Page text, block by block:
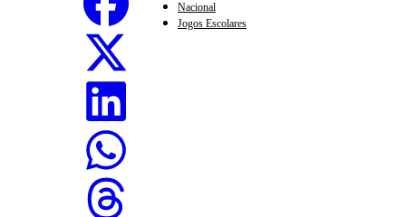
Nacional
Jogos Escolares